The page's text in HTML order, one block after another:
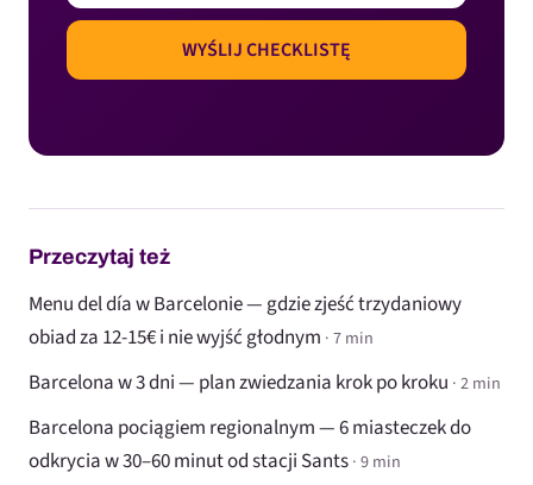
Przeczytaj też
Menu del día w Barcelonie — gdzie zjeść trzydaniowy
obiad za 12-15€ i nie wyjść głodnym · 7 min
Barcelona w 3 dni — plan zwiedzania krok po kroku · 2 min
Barcelona pociągiem regionalnym — 6 miasteczek do
odkrycia w 30–60 minut od stacji Sants · 9 min